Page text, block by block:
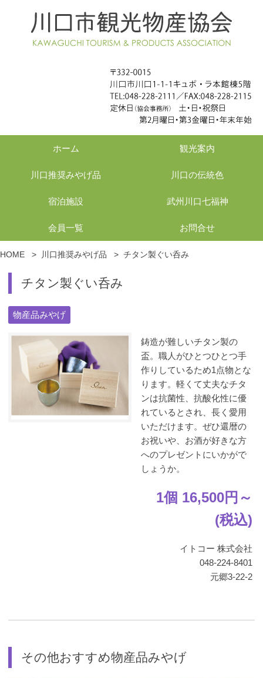
ホーム 観光案内
川口推奨みやげ品 川口の伝統色
宿泊施設 武州川口七福神
会員一覧 お問合せ
HOME > 川口推奨みやげ品 > チタン製ぐい呑み
チタン製ぐい呑み
物産品みやげ
鋳造が難しいチタン製の
盃。職人がひとつひとつ手
作りしているため1点物とな
ります。軽くて丈夫なチタ
ンは抗菌性、抗酸化性に優
れているとされ、長く愛用
いただけます。ぜひ還暦の
お祝いや、お酒が好きな方
へのプレゼントにいかがで
しょうか。
1個 16,500円～
(税込)
イトコー 株式会社
048-224-8401
元郷3-22-2
その他おすすめ物産品みやげ